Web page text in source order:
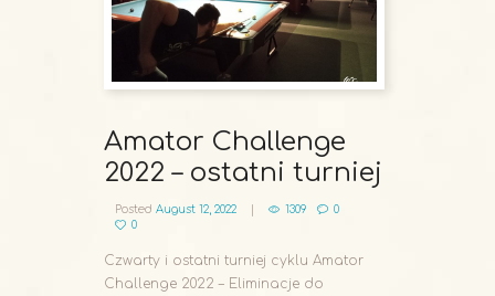
Amator Challenge
2022 – ostatni turniej
Posted August 12, 2022 1309
0
0
Czwarty i ostatni turniej cyklu Amator
Challenge 2022 – Eliminacje do